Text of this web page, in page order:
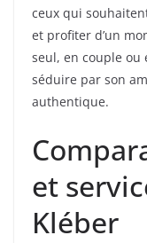
ceux qui
et profiter d’un
seul, en couple ou
séduire par son
authentique.
et
Kléber